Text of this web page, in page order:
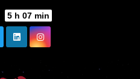
5 h 07 min